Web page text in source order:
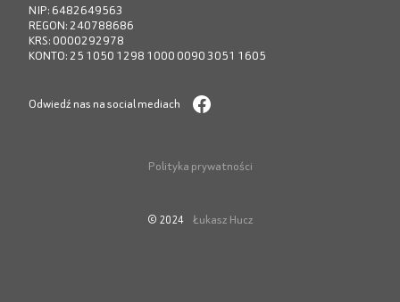
NIP: 6482649563
REGON: 240788686
KRS: 0000292978
KONTO: 25 1050 1298 1000 0090 3051 1605
Odwiedź nas na social mediach
© 2024 Łukasz Hucz
Polityka prywatności